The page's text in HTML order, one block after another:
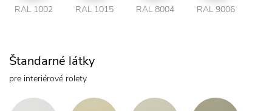
RAL 1002 RAL 1015 RAL 8004 RAL 9006
Štandarné látky
pre interiérové rolety